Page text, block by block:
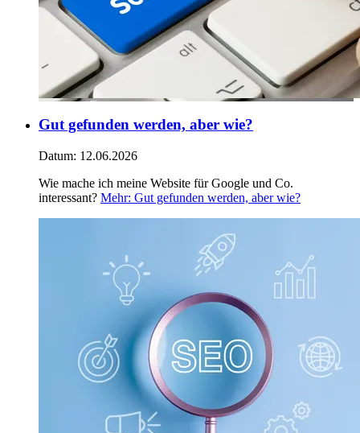
Gut gefunden werden, aber wie?
Datum: 12.06.2026
Wie mache ich meine Website für Google und Co.
interessant? Mehr: Gut gefunden werden, aber wie?